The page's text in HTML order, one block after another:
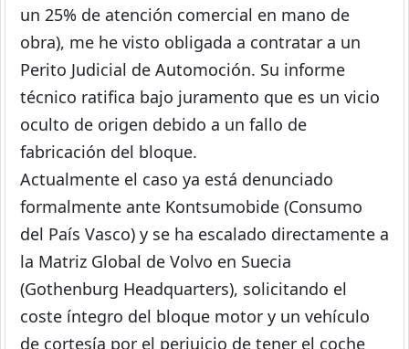
un 25% de atención comercial en mano de
obra), me he visto obligada a contratar a un
Perito Judicial de Automoción. Su informe
técnico ratifica bajo juramento que es un vicio
oculto de origen debido a un fallo de
fabricación del bloque.
Actualmente el caso ya está denunciado
formalmente ante Kontsumobide (Consumo
del País Vasco) y se ha escalado directamente a
la Matriz Global de Volvo en Suecia
(Gothenburg Headquarters), solicitando el
coste íntegro del bloque motor y un vehículo
de cortesía por el perjuicio de tener el coche